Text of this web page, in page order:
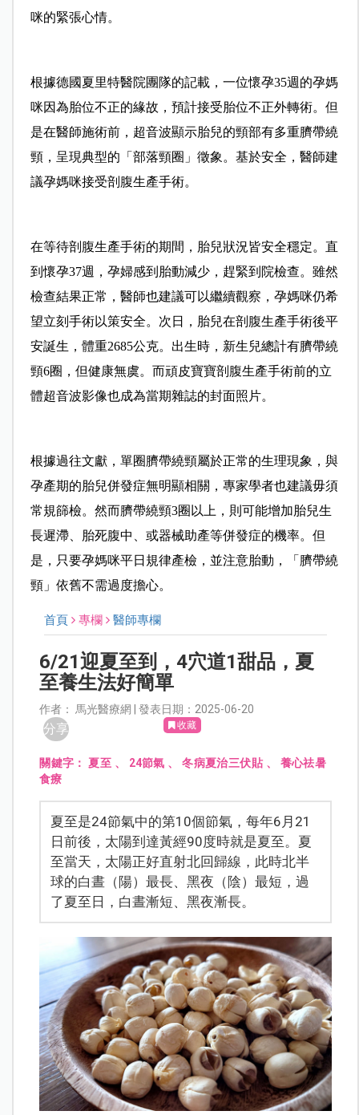
咪的緊張心情。
根據德國夏里特醫院團隊的記載，一位懷孕35週的孕媽
咪因為胎位不正的緣故，預計接受胎位不正外轉術。但
是在醫師施術前，超音波顯示胎兒的頸部有多重臍帶繞
頸，呈現典型的「部落頸圈」徵象。基於安全，醫師建
議孕媽咪接受剖腹生產手術。
在等待剖腹生產手術的期間，胎兒狀況皆安全穩定。直
到懷孕37週，孕婦感到胎動減少，趕緊到院檢查。雖然
檢查結果正常，醫師也建議可以繼續觀察，孕媽咪仍希
望立刻手術以策安全。次日，胎兒在剖腹生產手術後平
安誕生，體重2685公克。出生時，新生兒總計有臍帶繞
頸6圈，但健康無虞。而頑皮寶寶剖腹生產手術前的立
體超音波影像也成為當期雜誌的封面照片。
根據過往文獻，單圈臍帶繞頸屬於正常的生理現象，與
孕產期的胎兒併發症無明顯相關，專家學者也建議毋須
常規篩檢。然而臍帶繞頸3圈以上，則可能增加胎兒生
長遲滯、胎死腹中、或器械助產等併發症的機率。但
是，只要孕媽咪平日規律產檢，並注意胎動，「臍帶繞
頸」依舊不需過度擔心。
首頁 專欄 醫師專欄
6/21迎夏至到，4穴道1甜品，夏
至養生法好簡單
作者： 馬光醫療網 | 發表日期：2025-06-20
分享 收藏
關鍵字：夏至 、 24節氣 、冬病夏治三伏貼、 養心祛暑
食療
夏至是24節氣中的第10個節氣，每年6月21
日前後，太陽到達黃經90度時就是夏至。夏
至當天，太陽正好直射北回歸線，此時北半
球的白晝（陽）最長、黑夜（陰）最短，過
了夏至日，白晝漸短、黑夜漸長。